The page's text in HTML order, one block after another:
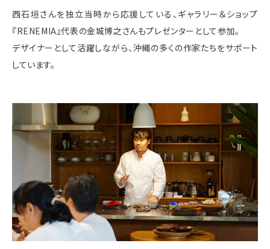
西石垣さんを独立当時から応援している、ギャラリー＆ショップ
『RENEMIA』代表の金城博之さんもプレゼンターとして参加。
デザイナーとして活躍しながら、沖縄の多くの作家たちをサポート
しています。